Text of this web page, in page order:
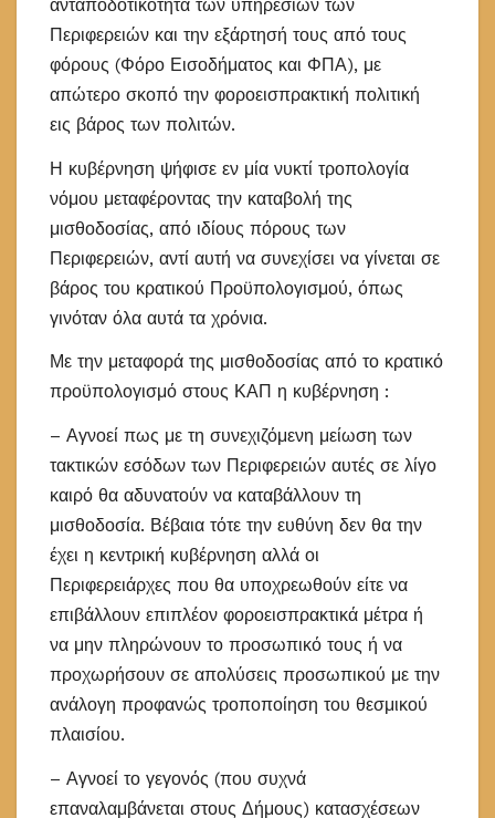
ανταποδοτικότητα των υπηρεσιών των
Περιφερειών και την εξάρτησή τους από τους
φόρους (Φόρο Εισοδήματος και ΦΠΑ), με
απώτερο σκοπό την φοροεισπρακτική πολιτική
εις βάρος των πολιτών.
Η κυβέρνηση ψήφισε εν μία νυκτί τροπολογία
νόμου μεταφέροντας την καταβολή της
μισθοδοσίας, από ιδίους πόρους των
Περιφερειών, αντί αυτή να συνεχίσει να γίνεται σε
βάρος του κρατικού Προϋπολογισμού, όπως
γινόταν όλα αυτά τα χρόνια.
Με την μεταφορά της μισθοδοσίας από το κρατικό
προϋπολογισμό στους ΚΑΠ η κυβέρνηση :
– Αγνοεί πως με τη συνεχιζόμενη μείωση των
τακτικών εσόδων των Περιφερειών αυτές σε λίγο
καιρό θα αδυνατούν να καταβάλλουν τη
μισθοδοσία. Βέβαια τότε την ευθύνη δεν θα την
έχει η κεντρική κυβέρνηση αλλά οι
Περιφερειάρχες που θα υποχρεωθούν είτε να
επιβάλλουν επιπλέον φοροεισπρακτικά μέτρα ή
να μην πληρώνουν το προσωπικό τους ή να
προχωρήσουν σε απολύσεις προσωπικού με την
ανάλογη προφανώς τροποποίηση του θεσμικού
πλαισίου.
– Αγνοεί το γεγονός (που συχνά
επαναλαμβάνεται στους Δήμους) κατασχέσεων